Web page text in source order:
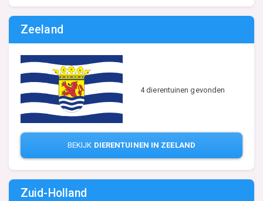
Zeeland
4 dierentuinen gevonden
BEKIJK DIERENTUINEN IN ZEELAND
Zuid-Holland